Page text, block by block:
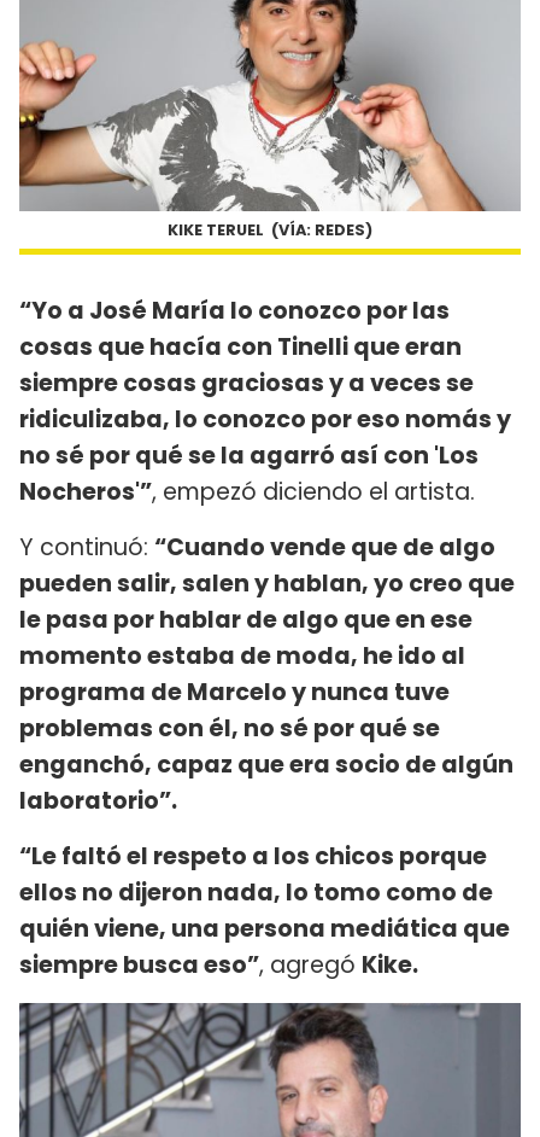
KIKE TERUEL (VÍA: REDES)
“Yo a José María lo conozco por las
cosas que hacía con Tinelli que eran
siempre cosas graciosas y a veces se
ridiculizaba, lo conozco por eso nomás y
no sé por qué se la agarró así con 'Los
Nocheros'”, empezó diciendo el artista.
Y continuó: “Cuando vende que de algo
pueden salir, salen y hablan, yo creo que
le pasa por hablar de algo que en ese
momento estaba de moda, he ido al
programa de Marcelo y nunca tuve
problemas con él, no sé por qué se
enganchó, capaz que era socio de algún
laboratorio”.
“Le faltó el respeto a los chicos porque
ellos no dijeron nada, lo tomo como de
quién viene, una persona mediática que
siempre busca eso”, agregó Kike.